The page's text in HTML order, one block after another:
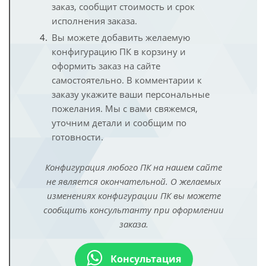
заказ, сообщит стоимость и срок
исполнения заказа.
Вы можете добавить желаемую
конфигурацию ПК в корзину и
оформить заказ на сайте
самостоятельно. В комментарии к
заказу укажите ваши персональные
пожелания. Мы с вами свяжемся,
уточним детали и сообщим по
готовности.
Конфигурация любого ПК на нашем сайте
не является окончательной. О желаемых
изменениях конфигурации ПК вы можете
сообщить консультанту при оформлении
заказа.
Консультация